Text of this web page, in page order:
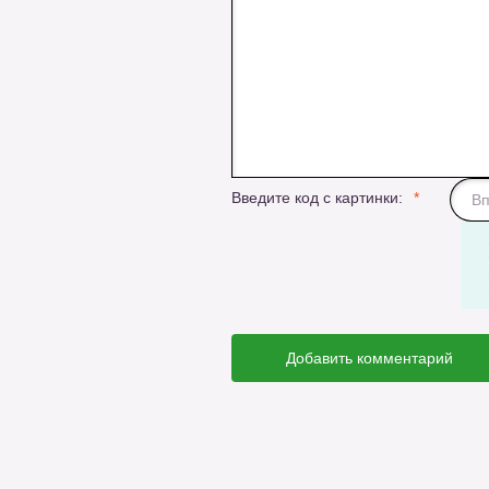
Введите код с картинки:
Добавить комментарий